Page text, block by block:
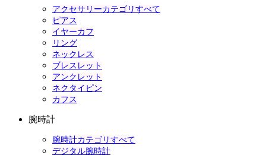
アクセサリーカテゴリすべて
ピアス
イヤーカフ
リング
ネックレス
ブレスレット
アンクレット
ネクタイピン
カフス
腕時計
腕時計カテゴリすべて
デジタル腕時計